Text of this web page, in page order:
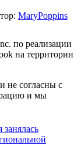
MaryPoppins
по реализации
на территории
не согласны с
и мы